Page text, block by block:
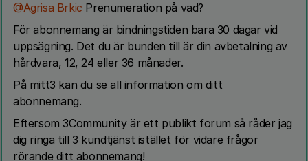
@Agrisa Brkic Prenumeration på vad?
För abonnemang är bindningstiden bara 30 dagar vid
uppsägning. Det du är bunden till är din avbetalning av
hårdvara, 12, 24 eller 36 månader.
På mitt3 kan du se all information om ditt
abonnemang.
Eftersom 3Community är ett publikt forum så råder jag
dig ringa till 3 kundtjänst istället för vidare frågor
rörande ditt abonnemang!